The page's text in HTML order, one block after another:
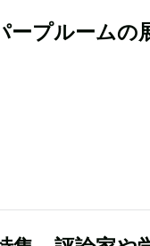
ープルームの